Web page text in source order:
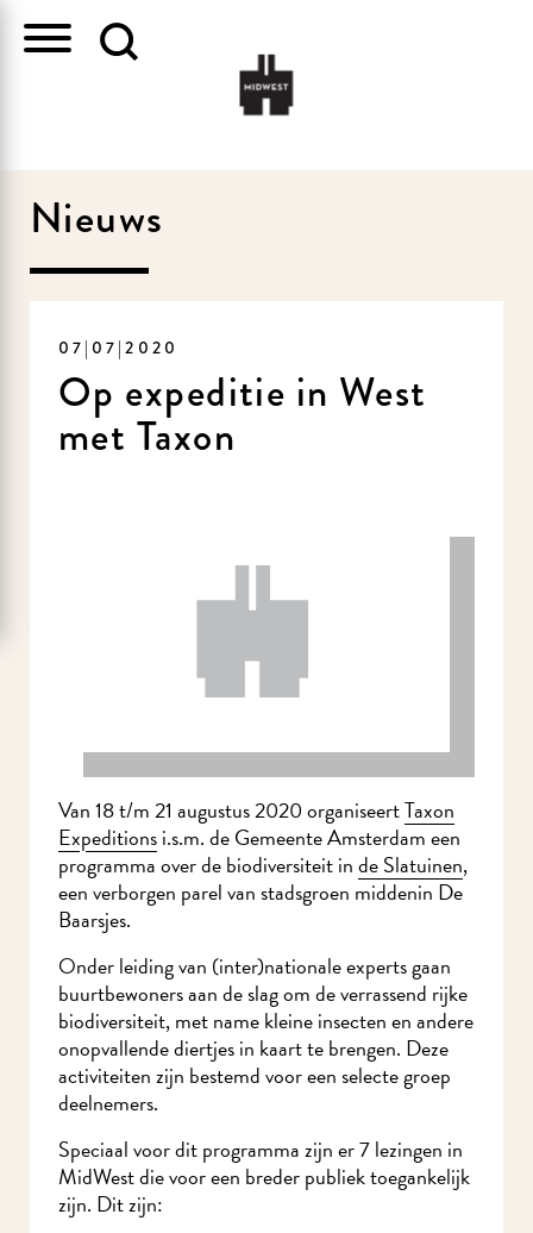
Nieuws
07|07|2020
Op expeditie in West
met Taxon
Van 18 t/m 21 augustus 2020 organiseertTaxon
Expeditionsi.s.m. de Gemeente Amsterdam een
programma over de biodiversiteit inde Slatuinen,
een verborgen parel van stadsgroen middenin De
Baarsjes.
Onder leiding van (inter)nationale experts gaan
buurtbewoners aan de slag om de verrassend rijke
biodiversiteit, met name kleine insecten en andere
onopvallende diertjes in kaart te brengen. Deze
activiteiten zijn bestemd voor een selecte groep
deelnemers.
Speciaal voor dit programma zijn er 7 lezingen in
MidWest die voor een breder publiek toegankelijk
zijn. Dit zijn: